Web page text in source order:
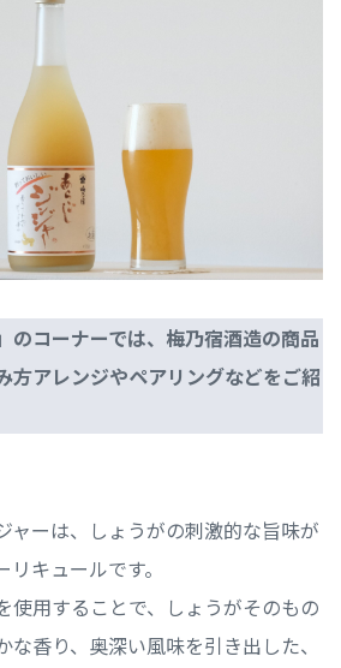
のコーナーでは、梅乃宿酒造の商品
方アレンジやペアリングなどをご紹
ャーは、しょうがの刺激的な旨味が
キュールです。
使用することで、しょうがそのもの
香り、奥深い風味を引き出した、